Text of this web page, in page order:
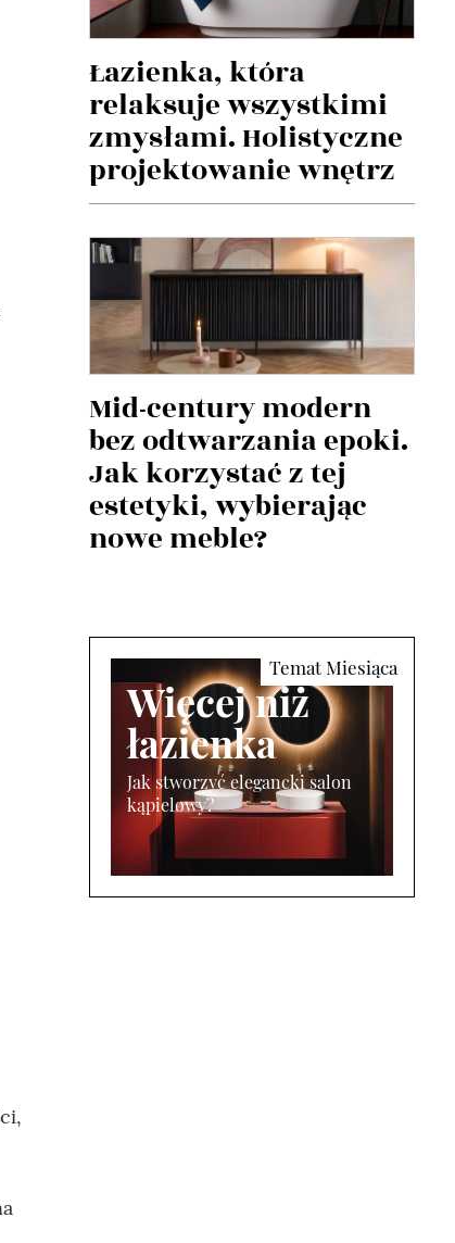
Łazienka, która
relaksuje wszystkimi
zmysłami. Holistyczne
projektowanie wnętrz
Mid-century modern
bez odtwarzania epoki.
Jak korzystać z tej
estetyki, wybierając
nowe meble?
Więcej niż
łazienka
Jak stworzyć elegancki salon
kąpielowy?